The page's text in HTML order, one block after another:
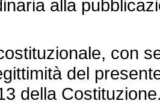
alla
con
del
della